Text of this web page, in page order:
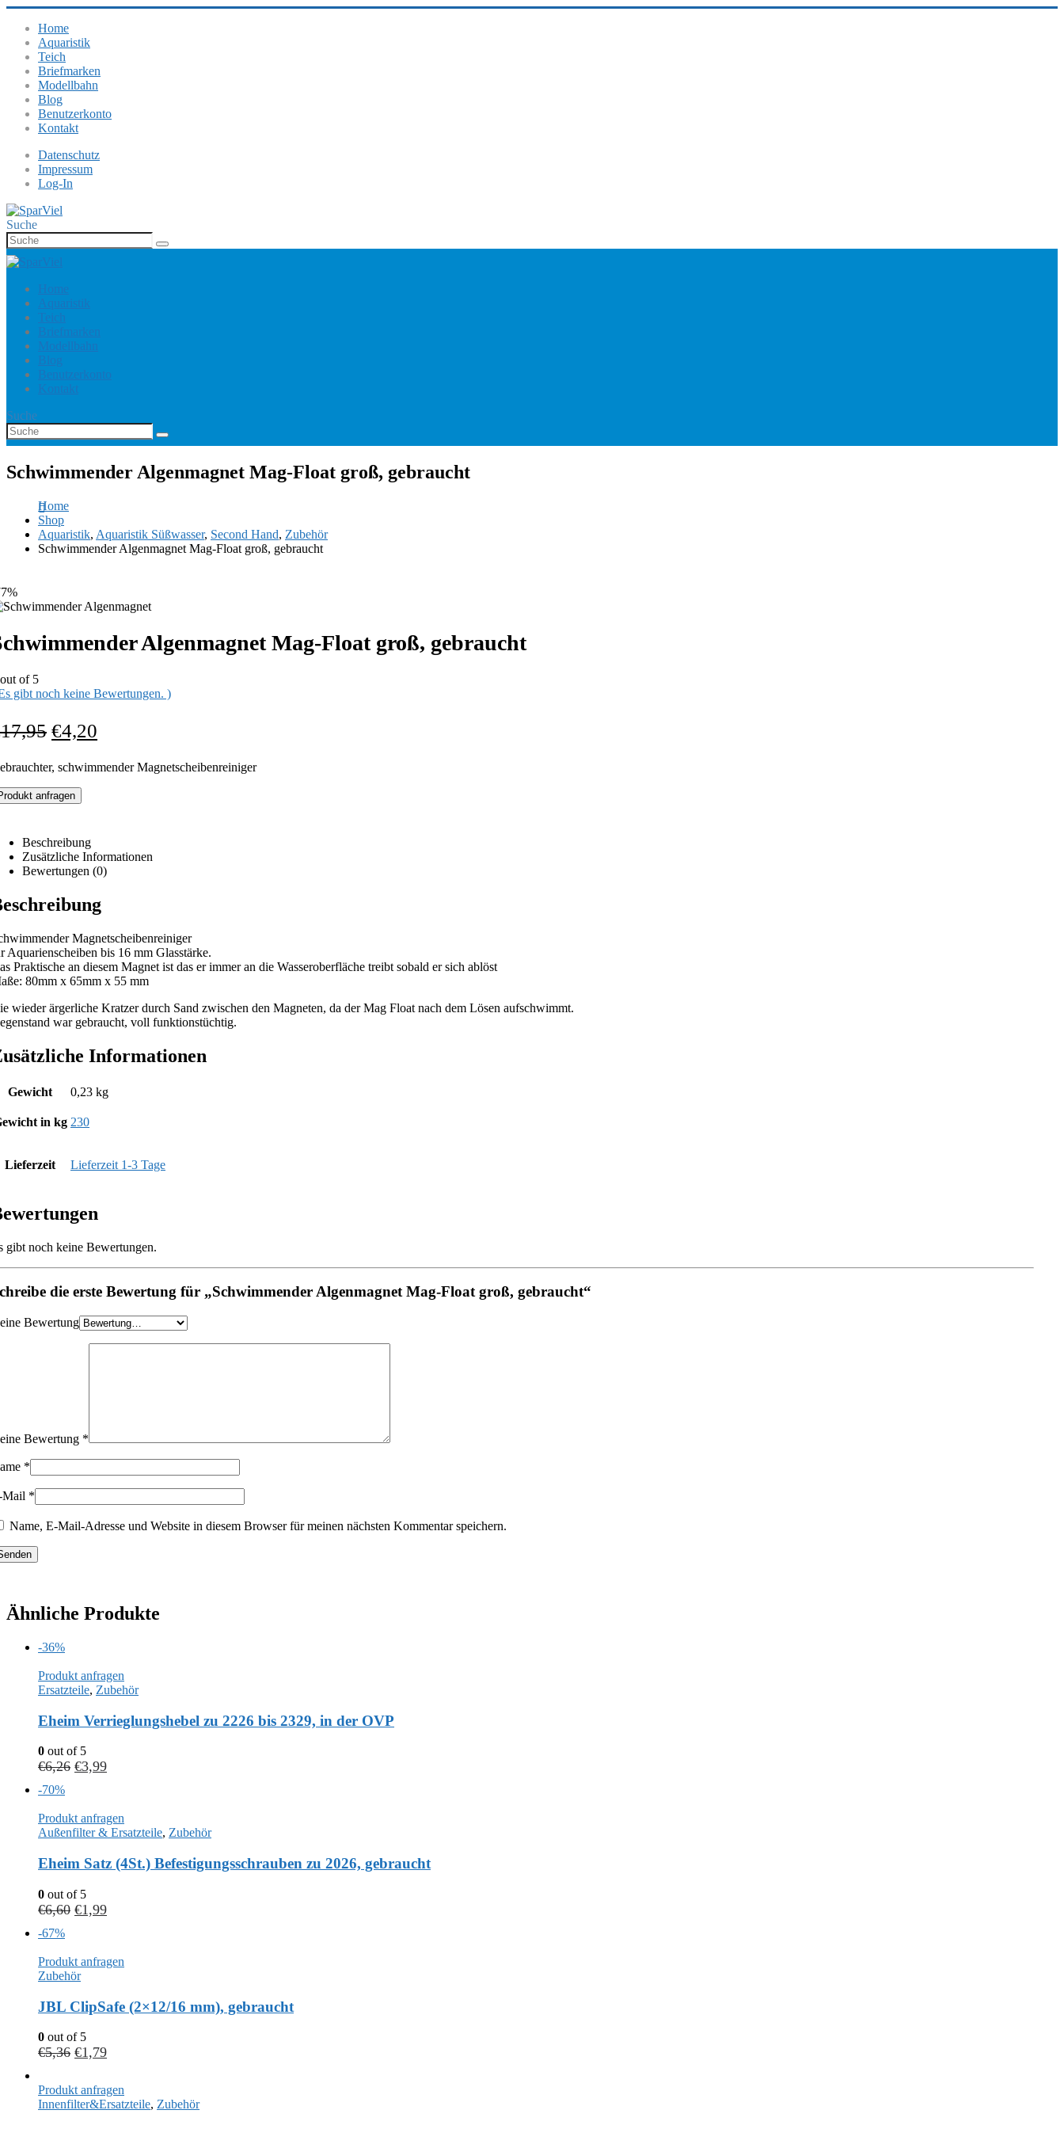
Home
Aquaristik
Teich
Briefmarken
Modellbahn
Blog
Benutzerkonto
Kontakt
Datenschutz
Impressum
Log-In
Suche
Home
Aquaristik
Teich
Briefmarken
Modellbahn
Blog
Benutzerkonto
Kontakt
Suche
Schwimmender Algenmagnet Mag-Float groß, gebraucht
Home
Shop
Aquaristik, Aquaristik Süßwasser, Second Hand, Zubehör
Schwimmender Algenmagnet Mag-Float groß, gebraucht
Algenmagnet Mag-Float groß, gebraucht
of 5
gibt noch keine Bewertungen. )
17,95 €4,20
schwimmender Magnetscheibenreiniger
anfragen
Beschreibung
Zusätzliche Informationen
Bewertungen (0)
Magnetscheibenreiniger
Aquarienscheiben bis 16 mm Glasstärke.
Praktische an diesem Magnet ist das er immer an die Wasseroberfläche treibt sobald er sich ablöst
80mm x 65mm x 55 mm
wieder ärgerliche Kratzer durch Sand zwischen den Magneten, da der Mag Float nach dem Lösen aufschwimmt.
war gebraucht, voll funktionstüchtig.
Informationen
Gewicht 0,23 kg
in kg 230
Lieferzeit Lieferzeit 1-3 Tage
gibt noch keine Bewertungen.
die erste Bewertung für „Schwimmender Algenmagnet Mag-Float groß, gebraucht“
Bewertung
Bewertung *
*
Mail *
Name, E-Mail-Adresse und Website in diesem Browser für meinen nächsten Kommentar speichern.
Ähnliche Produkte
-36%
Produkt anfragen
Ersatzteile, Zubehör
Eheim Verrieglungshebel zu 2226 bis 2329, in der OVP
0 out of 5
€6,26 €3,99
-70%
Produkt anfragen
Außenfilter & Ersatzteile, Zubehör
Eheim Satz (4St.) Befestigungsschrauben zu 2026, gebraucht
0 out of 5
€6,60 €1,99
-67%
Produkt anfragen
Zubehör
JBL ClipSafe (2×12/16 mm), gebraucht
0 out of 5
€5,36 €1,79
Produkt anfragen
Innenfilter&Ersatzteile, Zubehör